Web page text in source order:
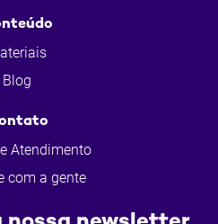
Blog
Atendimento
com a gente